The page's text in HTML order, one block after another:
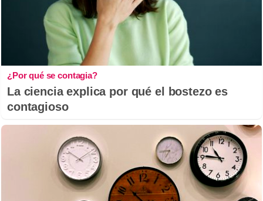
¿Por qué se contagia?
La ciencia explica por qué el bostezo es
contagioso